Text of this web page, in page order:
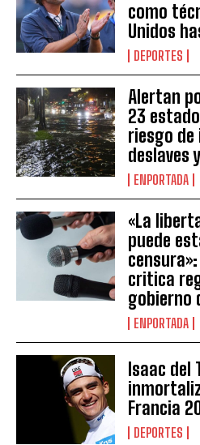
como
Unidos
DEPORTES
Alertan
23
riesgo de
deslaves
ENPORTADA
«La
puede
critica
gobierno
ENPORTADA
Isaac del
Francia
DEPORTES